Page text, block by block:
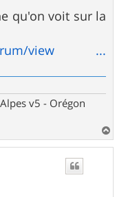
qu'on voit sur la
forum/view ...
v5 - Orégon
a